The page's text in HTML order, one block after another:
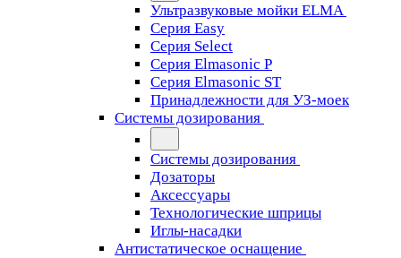
Ультразвуковые мойки ELMA
Серия Easy
Серия Select
Серия Elmasonic P
Серия Elmasonic ST
Принадлежности для УЗ-моек
Системы дозирования
Системы дозирования
Дозаторы
Аксессуары
Технологические шприцы
Иглы-насадки
Антистатическое оснащение